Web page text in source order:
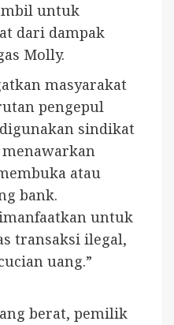
untuk
dari dampak
Molly.
masyarakat
pengepul
sindikat
atau
bank.
untuk
transaksi ilegal,
uang.”
berat, pemilik